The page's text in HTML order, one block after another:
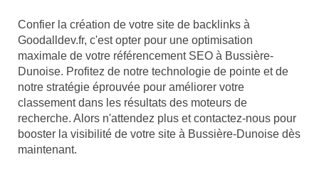
Confier la création de votre site de backlinks à
Goodalldev.fr, c'est opter pour une optimisation
maximale de votre référencement SEO à Bussière-
Dunoise. Profitez de notre technologie de pointe et de
notre stratégie éprouvée pour améliorer votre
classement dans les résultats des moteurs de
recherche. Alors n'attendez plus et contactez-nous pour
booster la visibilité de votre site à Bussière-Dunoise dès
maintenant.